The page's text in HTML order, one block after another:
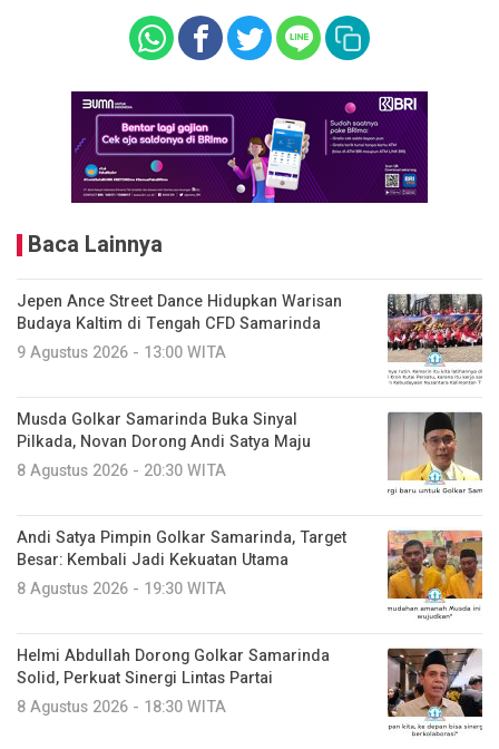
Baca Lainnya
Jepen Ance Street Dance Hidupkan Warisan
Budaya Kaltim di Tengah CFD Samarinda
9 Agustus 2026 - 13:00 WITA
Musda Golkar Samarinda Buka Sinyal
Pilkada, Novan Dorong Andi Satya Maju
8 Agustus 2026 - 20:30 WITA
Andi Satya Pimpin Golkar Samarinda, Target
Besar: Kembali Jadi Kekuatan Utama
8 Agustus 2026 - 19:30 WITA
Helmi Abdullah Dorong Golkar Samarinda
Solid, Perkuat Sinergi Lintas Partai
8 Agustus 2026 - 18:30 WITA